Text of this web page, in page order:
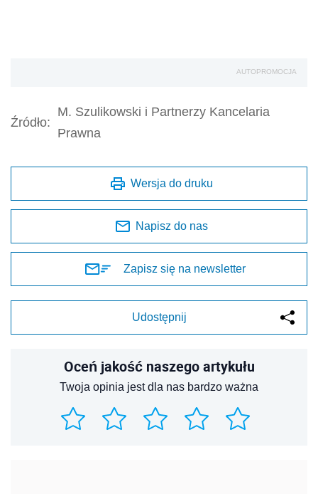
AUTOPROMOCJA
Źródło:
M. Szulikowski i Partnerzy Kancelaria
Prawna
Wersja do druku
Napisz do nas
Zapisz się na newsletter
Udostępnij
Oceń jakość naszego artykułu
Twoja opinia jest dla nas bardzo ważna